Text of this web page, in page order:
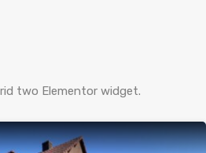
two Elementor widget.